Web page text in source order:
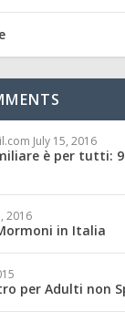
July 15, 2016
è per tutti:
2016
in Italia
per Adulti non